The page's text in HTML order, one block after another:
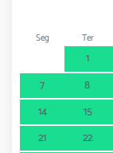
Seg Ter
1
7
8
14
15
21
22